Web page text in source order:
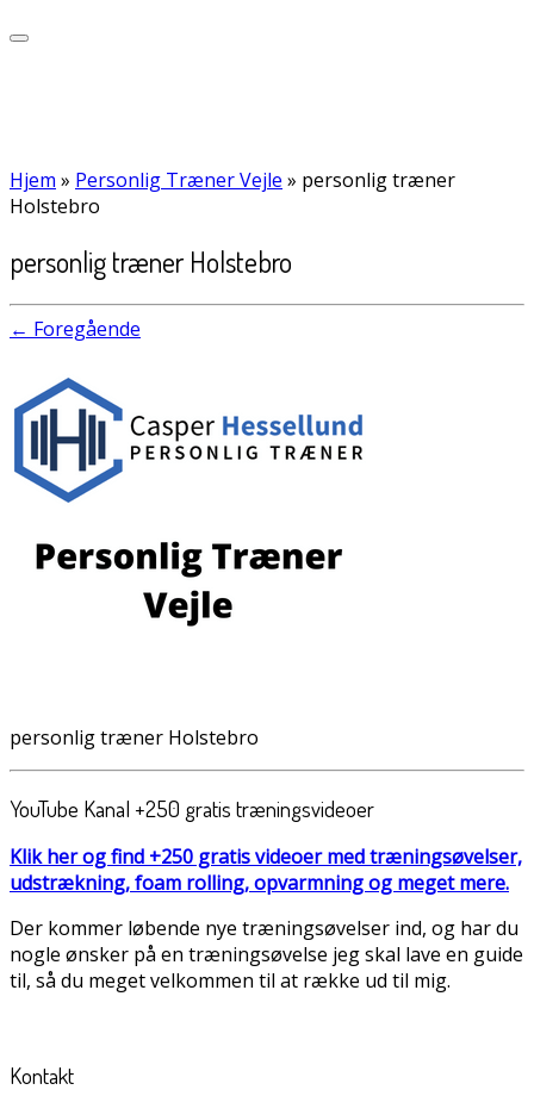
Hjem » Personlig Træner Vejle » personlig træner
Holstebro
personlig træner Holstebro
← Foregående
personlig træner Holstebro
YouTube Kanal +250 gratis træningsvideoer
Klik her og find +250 gratis videoer med træningsøvelser,
udstrækning, foam rolling, opvarmning og meget mere.
Der kommer løbende nye træningsøvelser ind, og har du
nogle ønsker på en træningsøvelse jeg skal lave en guide
til, så du meget velkommen til at række ud til mig.
Kontakt